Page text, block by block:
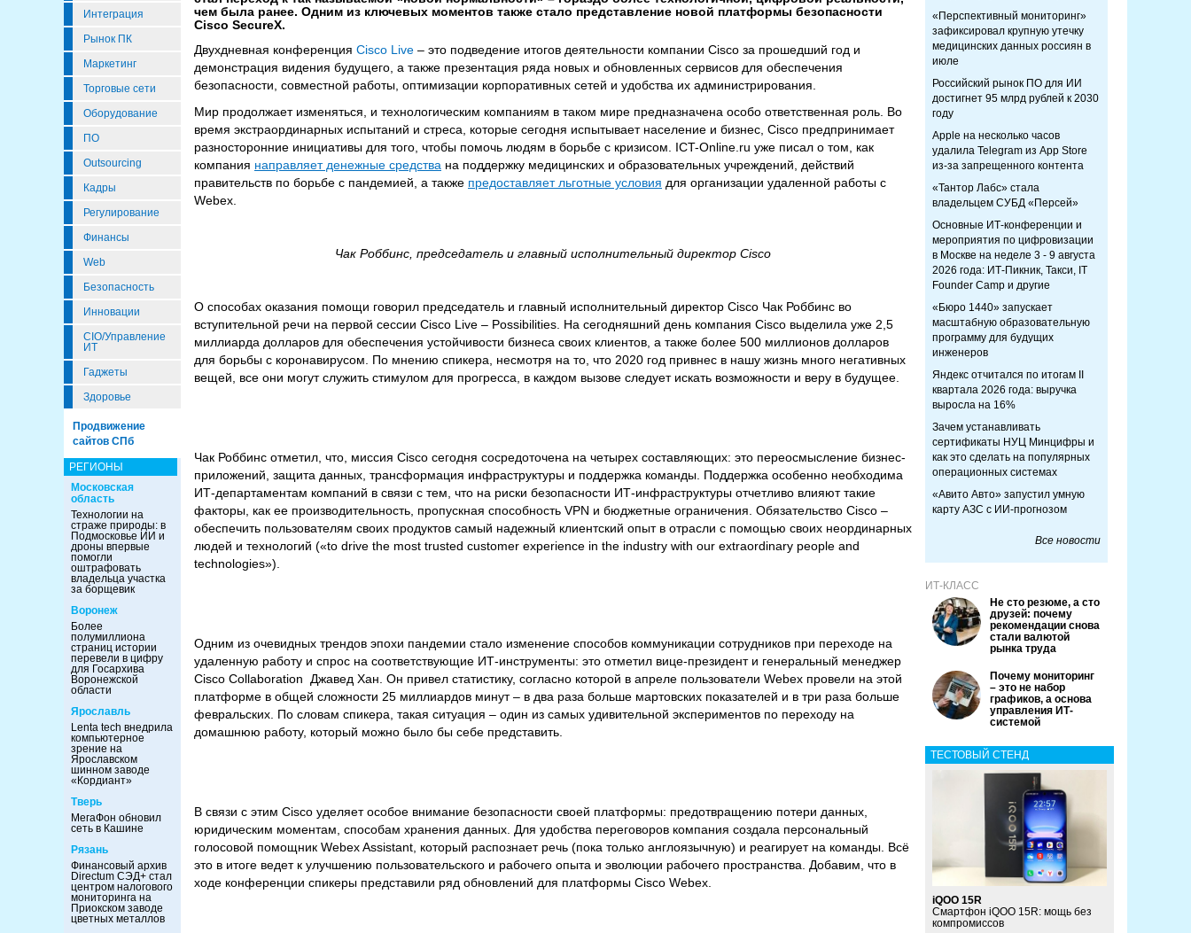
Интеграция
Рынок ПК
Маркетинг
Торговые сети
Оборудование
ПО
Outsourcing
Кадры
Регулирование
Финансы
Web
Безопасность
Инновации
CIO/Управление
ИТ
Гаджеты
Здоровье
Продвижение
сайтов СПб
РЕГИОНЫ
Московская
область
Технологии на
страже природы: в
Подмосковье ИИ и
дроны впервые
помогли
оштрафовать
владельца участка
за борщевик
Воронеж
Более
полумиллиона
страниц истории
перевели в цифру
для Госархива
Воронежской
области
Ярославль
Lenta tech внедрила
компьютерное
зрение на
Ярославском
шинном заводе
«Кордиант»
Тверь
МегаФон обновил
сеть в Кашине
Рязань
Финансовый архив
Directum СЭД+ стал
центром налогового
мониторинга на
Приокском заводе
цветных металлов
чем была ранее. Одним из ключевых моментов также стало представление новой платформы безопасности
Cisco SecureX.
Двухдневная конференция Cisco Live – это подведение итогов деятельности компании Cisco за прошедший год и
демонстрация видения будущего, а также презентация ряда новых и обновленных сервисов для обеспечения
безопасности, совместной работы, оптимизации корпоративных сетей и удобства их администрирования.
Мир продолжает изменяться, и технологическим компаниям в таком мире предназначена особо ответственная роль. Во
время экстраординарных испытаний и стреса, которые сегодня испытывает население и бизнес, Cisco предпринимает
разносторонние инициативы для того, чтобы помочь людям в борьбе с кризисом. ICT-Online.ru уже писал о том, как
компания направляет денежные средства на поддержку медицинских и образовательных учреждений, действий
правительств по борьбе с пандемией, а также предоставляет льготные условия для организации удаленной работы с
Webex.
Чак Роббинс, председатель и главный исполнительный директор Cisco
О способах оказания помощи говорил председатель и главный исполнительный директор Cisco Чак Роббинс во
вступительной речи на первой сессии Cisco Live – Possibilities. На сегодняшний день компания Cisco выделила уже 2,5
миллиарда долларов для обеспечения устойчивости бизнеса своих клиентов, а также более 500 миллионов долларов
для борьбы с коронавирусом. По мнению спикера, несмотря на то, что 2020 год привнес в нашу жизнь много негативных
вещей, все они могут служить стимулом для прогресса, в каждом вызове следует искать возможности и веру в будущее.
Чак Роббинс отметил, что, миссия Cisco сегодня сосредоточена на четырех составляющих: это переосмысление бизнес-
приложений, защита данных, трансформация инфраструктуры и поддержка команды. Поддержка особенно необходима
ИТ-департаментам компаний в связи с тем, что на риски безопасности ИТ-инфраструктуры отчетливо влияют такие
факторы, как ее производительность, пропускная способность VPN и бюджетные ограничения. Обязательство Cisco –
обеспечить пользователям своих продуктов самый надежный клиентский опыт в отрасли с помощью своих неординарных
людей и технологий («to drive the most trusted customer experience in the industry with our extraordinary people and
technologies»).
Одним из очевидных трендов эпохи пандемии стало изменение способов коммуникации сотрудников при переходе на
удаленную работу и спрос на соответствующие ИТ-инструменты: это отметил вице-президент и генеральный менеджер
Cisco Collaboration Джавед Хан. Он привел статистику, согласно которой в апреле пользователи Webex провели на этой
платформе в общей сложности 25 миллиардов минут – в два раза больше мартовских показателей и в три раза больше
февральских. По словам спикера, такая ситуация – один из самых удивительной экспериментов по переходу на
домашнюю работу, который можно было бы себе представить.
В связи с этим Cisco уделяет особое внимание безопасности своей платформы: предотвращению потери данных,
юридическим моментам, способам хранения данных. Для удобства переговоров компания создала персональный
голосовой помощник Webex Assistant, который распознает речь (пока только англоязычную) и реагирует на команды. Всё
это в итоге ведет к улучшению пользовательского и рабочего опыта и эволюции рабочего пространства. Добавим, что в
ходе конференции спикеры представили ряд обновлений для платформы Cisco Webex.
«Перспективный мониторинг»
зафиксировал крупную утечку
медицинских данных россиян в
июле
Российский рынок ПО для ИИ
достигнет 95 млрд рублей к 2030
году
Apple на несколько часов
удалила Telegram из App Store
из-за запрещенного контента
«Тантор Лабс» стала
владельцем СУБД «Персей»
Основные ИТ-конференции и
мероприятия по цифровизации
в Москве на неделе 3 - 9 августа
2026 года: ИТ-Пикник, Такси, IT
Founder Camp и другие
«Бюро 1440» запускает
масштабную образовательную
программу для будущих
инженеров
Яндекс отчитался по итогам II
квартала 2026 года: выручка
выросла на 16%
Зачем устанавливать
сертификаты НУЦ Минцифры и
как это сделать на популярных
операционных системах
«Авито Авто» запустил умную
карту АЗС с ИИ-прогнозом
Все новости
ИТ-КЛАСС
Не сто резюме, а сто
друзей: почему
рекомендации снова
стали валютой
рынка труда
Почему мониторинг
– это не набор
графиков, а основа
управления ИТ-
системой
ТЕСТОВЫЙ СТЕНД
iQOO 15R
Смартфон iQOO 15R: мощь без
компромиссов